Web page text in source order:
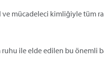
mücadeleci kimliğiyle tüm
ruhu ile elde edilen bu önemli